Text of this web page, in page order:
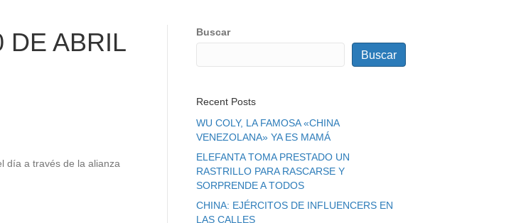
DE ABRIL
día a través de la alianza
Buscar
Buscar
Recent Posts
WU COLY, LA FAMOSA «CHINA
VENEZOLANA» YA ES MAMÁ
ELEFANTA TOMA PRESTADO UN
RASTRILLO PARA RASCARSE Y
SORPRENDE A TODOS
CHINA: EJÉRCITOS DE INFLUENCERS EN
LAS CALLES